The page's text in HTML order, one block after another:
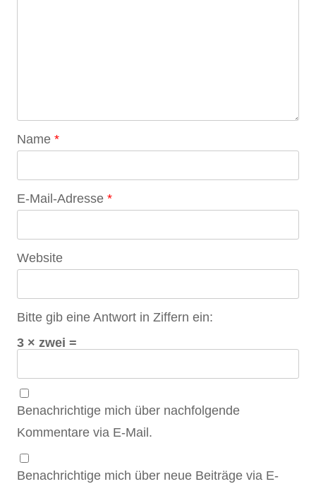
Name *
E-Mail-Adresse *
Website
Bitte gib eine Antwort in Ziffern ein:
3 × zwei =
Benachrichtige mich über nachfolgende
Kommentare via E-Mail.
Benachrichtige mich über neue Beiträge via E-